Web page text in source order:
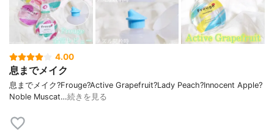
4.00
息までメイク
息までメイク?⁡⁡Frouge⁡⁡?Active Grapefruit⁡⁡?Lady Peach⁡⁡?Innocent Apple⁡⁡?
Noble Muscat…続きを見る